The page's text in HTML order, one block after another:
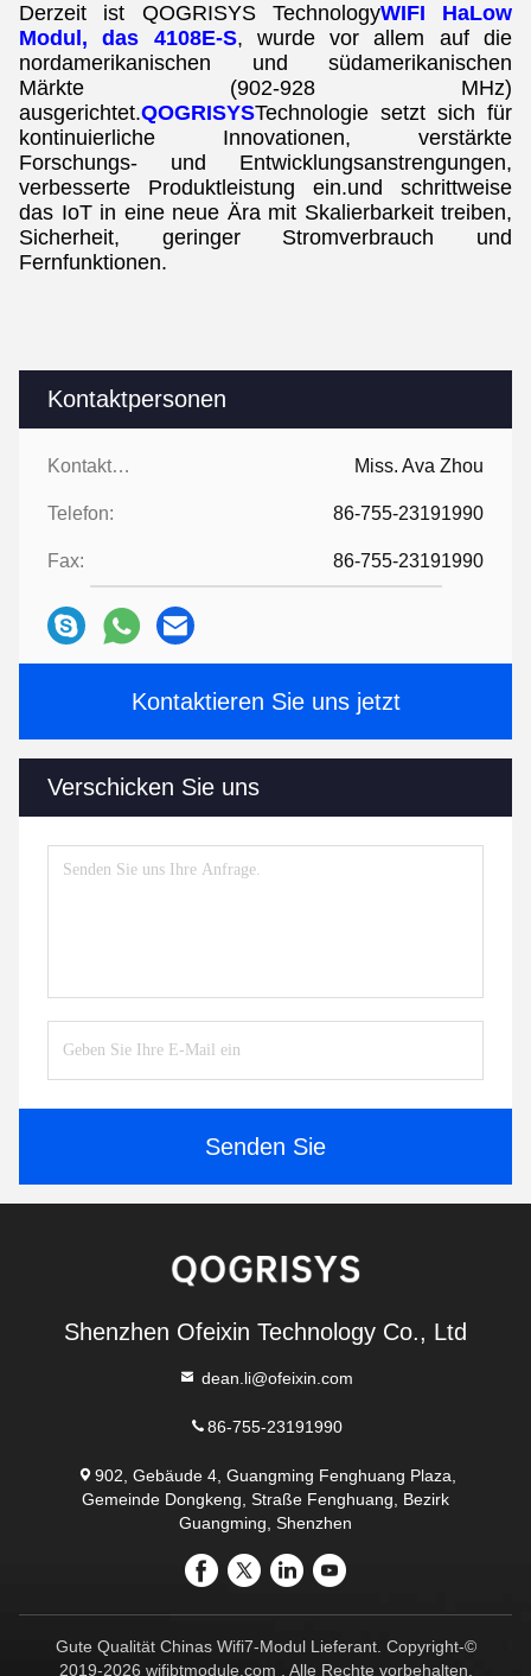
Kontaktpersonen
Kontaktpersonen: Miss. Ava Zhou
Telefon: 86-755-23191990
Fax: 86-755-23191990
Kontaktieren Sie uns jetzt
Verschicken Sie uns
Senden Sie
Derzeit ist QOGRISYS TechnologyWIFI HaLow
Modul, das 4108E-S, wurde vor allem auf die
nordamerikanischen und südamerikanischen
Märkte (902-928 MHz)
ausgerichtet.QOGRISYSTechnologie setzt sich für
kontinuierliche Innovationen, verstärkte
Forschungs- und Entwicklungsanstrengungen,
verbesserte Produktleistung ein.und schrittweise
das IoT in eine neue Ära mit Skalierbarkeit treiben,
Sicherheit, geringer Stromverbrauch und
Fernfunktionen.
Shenzhen Ofeixin Technology Co., Ltd
dean.li@ofeixin.com
86-755-23191990
902, Gebäude 4, Guangming Fenghuang Plaza,
Gemeinde Dongkeng, Straße Fenghuang, Bezirk
Guangming, Shenzhen
Gute Qualität Chinas Wifi7-Modul Lieferant. Copyright-©
2019-2026 wifibtmodule.com . Alle Rechte vorbehalten.